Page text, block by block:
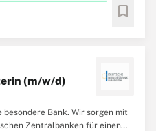
bookmark
(m/w/d)
besondere Bank. Wir sorgen mit
Zentralbanken für einen